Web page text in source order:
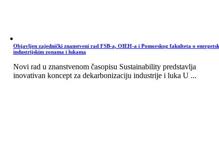
Objavljen zajednički znanstveni rad FSB-a, OIEH-a i Pomorskog fakulteta o
industrijskim zonama i lukama
Novi rad u znanstvenom časopisu Sustainability predstavlja
inovativan koncept za dekarbonizaciju industrije i luka U ...